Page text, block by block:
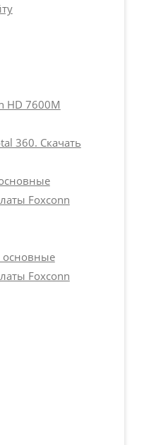
HD 7600M
360. Скачать
Foxconn
основные
Foxconn